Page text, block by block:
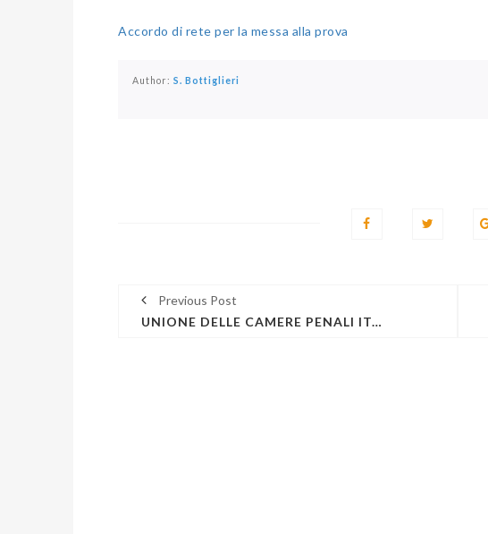
Accordo di rete per la messa alla prova
Author: S. Bottiglieri
Previous Post
UNIONE DELLE CAMERE PENALI ITALIANE - NEWSLETTER GIURISPRUDENZA N. 73 – 15 SETTEMBRE 2019